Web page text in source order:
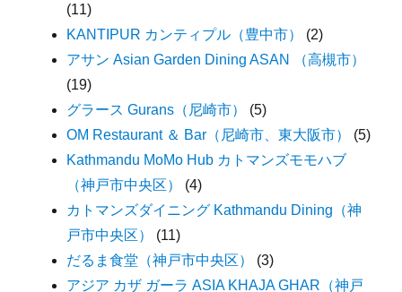
(11)
KANTIPUR カンティプル（豊中市）
(2)
アサン Asian Garden Dining ASAN （高槻市）
(19)
グラース Gurans（尼崎市）
(5)
OM Restaurant ＆ Bar（尼崎市、東大阪市）
(5)
Kathmandu MoMo Hub カトマンズモモハブ
（神戸市中央区）
(4)
カトマンズダイニング Kathmandu Dining（神
戸市中央区）
(11)
だるま食堂（神戸市中央区）
(3)
アジア カザ ガーラ ASIA KHAJA GHAR（神戸